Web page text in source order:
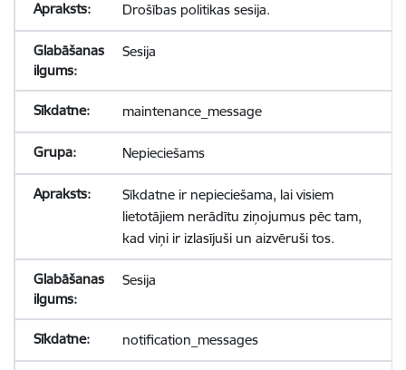
Drošības politikas sesija.
Sesija
maintenance_message
Nepieciešams
Sīkdatne ir nepieciešama, lai visiem
lietotājiem nerādītu ziņojumus pēc tam,
kad viņi ir izlasījuši un aizvēruši tos.
Sesija
notification_messages